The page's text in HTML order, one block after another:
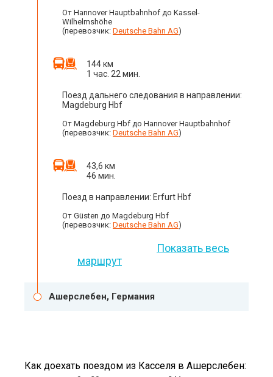
От Hannover Hauptbahnhof до Kassel-
Wilhelmshöhe
(перевозчик: Deutsche Bahn AG)
144 км
1 час. 22 мин.
Поезд дальнего следования в направлении:
Magdeburg Hbf
От Magdeburg Hbf до Hannover Hauptbahnhof
(перевозчик: Deutsche Bahn AG)
43,6 км
46 мин.
Поезд в направлении: Erfurt Hbf
От Güsten до Magdeburg Hbf
(перевозчик: Deutsche Bahn AG)
Показать весь
маршрут
Ашерслебен, Германия
Как доехать поездом из Касселя в Ашерслебен: